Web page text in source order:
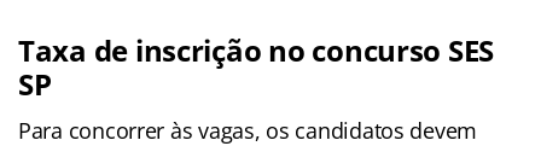
Taxa de inscrição no concurso SES
SP
Para concorrer às vagas, os candidatos devem